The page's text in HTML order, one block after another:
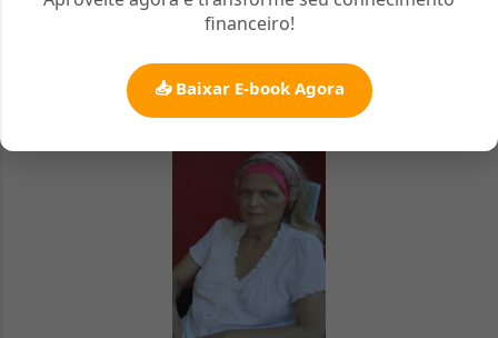
financeiro!
📥 Baixar E-book Agora
intestino tinha se rompido resultando em uma